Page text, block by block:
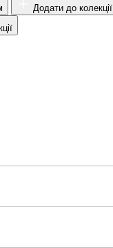
Додати до колекції